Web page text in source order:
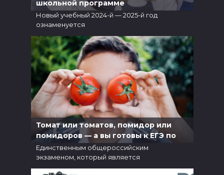
школьной программе
Новый учебный 2024-й — 2025-й год
ознаменуется
5 6.1к.
Томат или томатов, помидор или
помидоров — а вы готовы к ЕГЭ по
русскому?
Единственным общероссийским
экзаменом, который является
5